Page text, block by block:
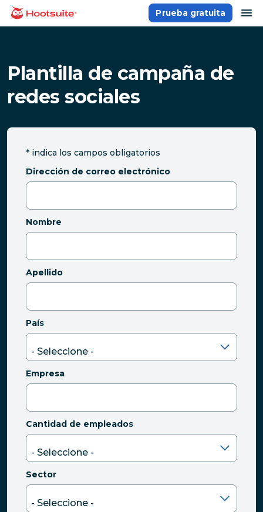
Saltar
Página principal
Prueba gratuita
Plantilla de campaña de
redes sociales
* indica los campos obligatorios
Dirección de correo electrónico
Nombre
Apellido
País
Empresa
Cantidad de empleados
Sector